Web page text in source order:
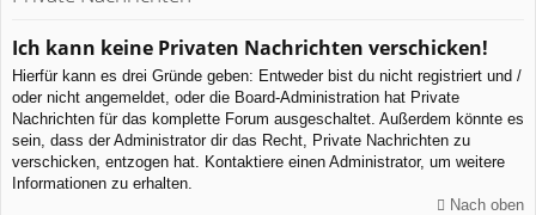
Ich kann keine Privaten Nachrichten verschicken!
Hierfür kann es drei Gründe geben: Entweder bist du nicht registriert und /
oder nicht angemeldet, oder die Board-Administration hat Private
Nachrichten für das komplette Forum ausgeschaltet. Außerdem könnte es
sein, dass der Administrator dir das Recht, Private Nachrichten zu
verschicken, entzogen hat. Kontaktiere einen Administrator, um weitere
Informationen zu erhalten.
Nach oben